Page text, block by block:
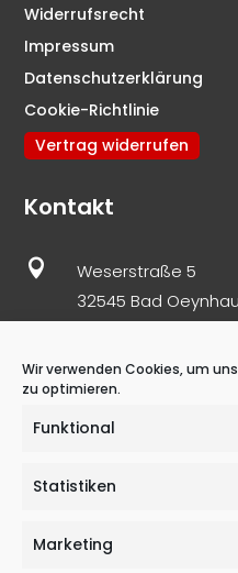
Wir verwenden Cookies, um
zu optimieren.
Funktional
Statistiken
Marketing
Widerrufsrecht
Impressum
Datenschutzerklärung
Cookie-Richtlinie
Vertrag widerrufen
Kontakt

Weserstraße 5
32545 Bad
0171 – 82 171 61
 info@schnoelzer-